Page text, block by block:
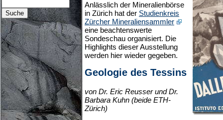
Anlässlich der Mineralienbörse
in Zürich hat der Studienkreis
Zürcher Mineraliensammler
eine beachtenswerte
Sondeschau organisiert. Die
Highlights dieser Ausstellung
werden hier wieder gegeben.
Geologie des Tessins
von Dr. Eric Reusser und Dr.
Barbara Kuhn (beide ETH-
Zürich)